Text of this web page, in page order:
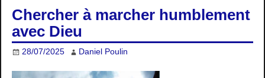
Chercher à marcher humblement
avec Dieu
28/07/2025 Daniel Poulin